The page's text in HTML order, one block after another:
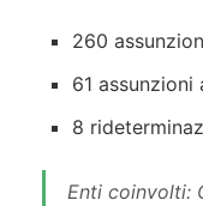
260
61
8
Enti coinvolti: